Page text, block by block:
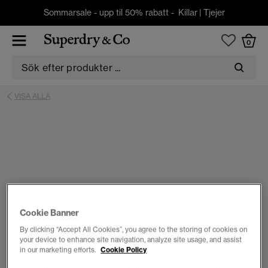
Sommarsale - upp til 50% rabatt - Killar| Tjejer
0
VISA ALLA
Cookie Banner
By clicking “Accept All Cookies”, you agree to the storing of cookies on
your device to enhance site navigation, analyze site usage, and assist
in our marketing efforts. Cookie Policy